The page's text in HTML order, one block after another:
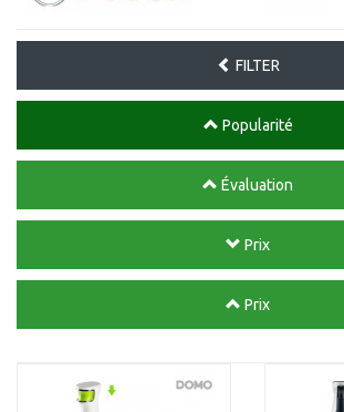
FILTER
Popularité
Évaluation
Prix
Prix